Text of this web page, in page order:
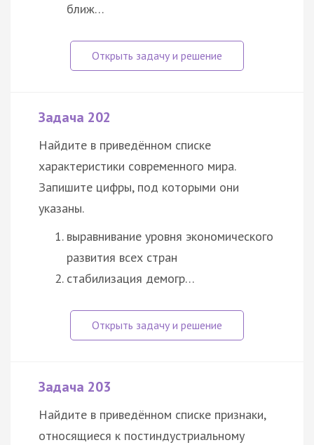
ближ…
Задача 202
Найдите в приведённом списке
характеристики современного мира.
Запишите цифры, под которыми они
указаны.
выравнивание уровня экономического
развития всех стран
стабилизация демогр…
Задача 203
Найдите в приведённом списке признаки,
относящиеся к постиндустриальному